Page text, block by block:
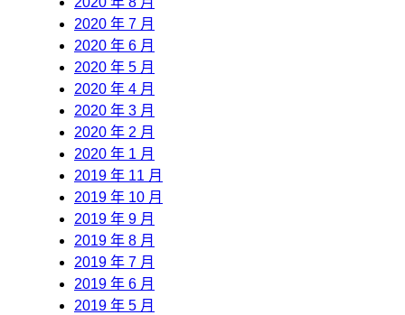
2020 年 7 月
2020 年 6 月
2020 年 5 月
2020 年 4 月
2020 年 3 月
2020 年 2 月
2020 年 1 月
2019 年 11 月
2019 年 10 月
2019 年 9 月
2019 年 8 月
2019 年 7 月
2019 年 6 月
2019 年 5 月